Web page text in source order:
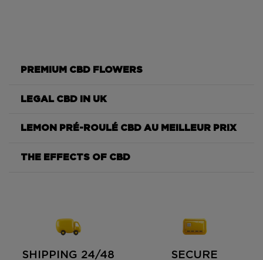
PREMIUM CBD FLOWERS
LEGAL CBD IN UK
LEMON PRÉ-ROULÉ CBD AU MEILLEUR PRIX
THE EFFECTS OF CBD
SHIPPING 24/48
SECURE